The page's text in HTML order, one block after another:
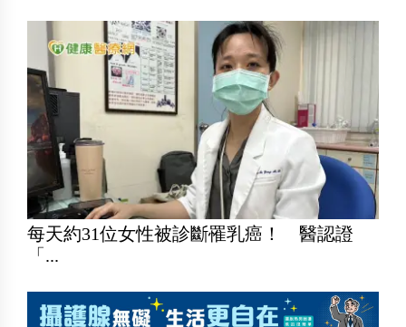
每天約31位女性被診斷罹乳癌！ 醫認證
「...